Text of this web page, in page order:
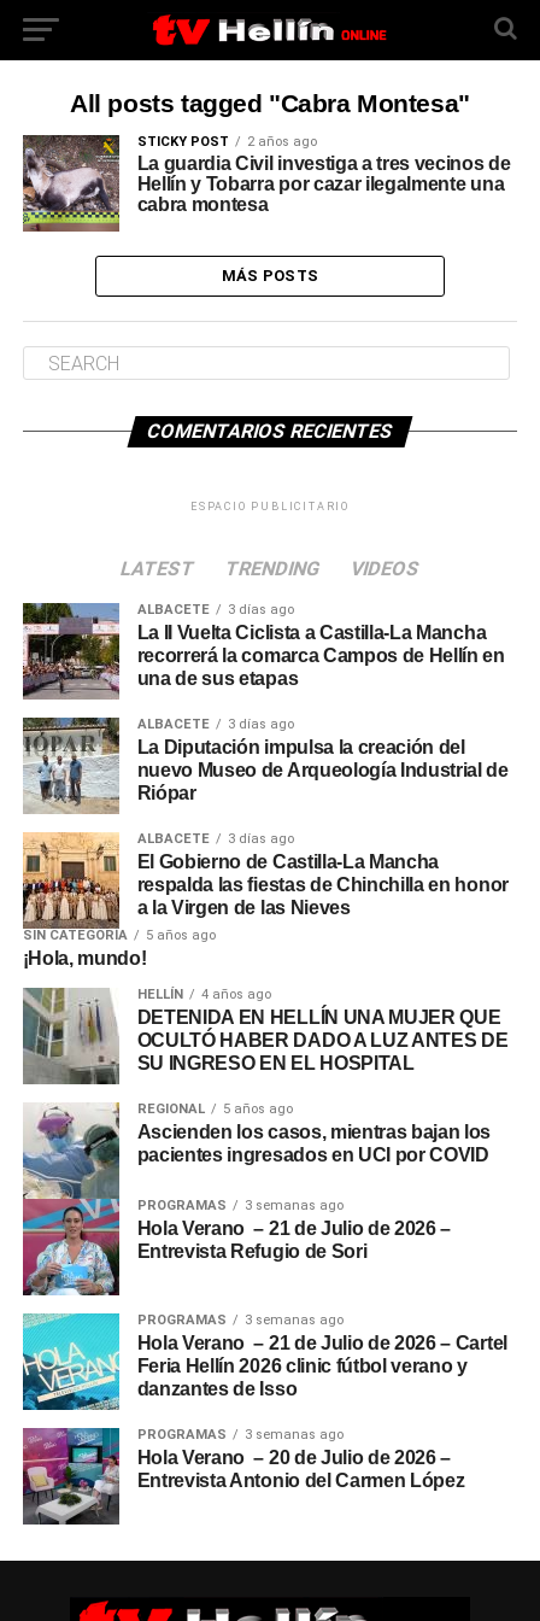
All posts tagged "Cabra Montesa"
STICKY POST 2 años ago
La guardia Civil investiga a tres vecinos de
Hellín y Tobarra por cazar ilegalmente una
cabra montesa
MÁS POSTS
COMENTARIOS RECIENTES
ESPACIO PUBLICITARIO
LATEST TRENDING VIDEOS
ALBACETE 3 días ago
La II Vuelta Ciclista a Castilla-La Mancha
recorrerá la comarca Campos de Hellín en
una de sus etapas
ALBACETE 3 días ago
La Diputación impulsa la creación del
nuevo Museo de Arqueología Industrial de
Riópar
ALBACETE 3 días ago
El Gobierno de Castilla-La Mancha
respalda las fiestas de Chinchilla en honor
a la Virgen de las Nieves
SIN CATEGORÍA 5 años ago
¡Hola, mundo!
HELLÍN 4 años ago
DETENIDA EN HELLÍN UNA MUJER QUE
OCULTÓ HABER DADO A LUZ ANTES DE
SU INGRESO EN EL HOSPITAL
REGIONAL 5 años ago
Ascienden los casos, mientras bajan los
pacientes ingresados en UCI por COVID
PROGRAMAS 3 semanas ago
Hola Verano – 21 de Julio de 2026 –
Entrevista Refugio de Sori
PROGRAMAS 3 semanas ago
Hola Verano – 21 de Julio de 2026 – Cartel
Feria Hellín 2026 clinic fútbol verano y
danzantes de Isso
PROGRAMAS 3 semanas ago
Hola Verano – 20 de Julio de 2026 –
Entrevista Antonio del Carmen López